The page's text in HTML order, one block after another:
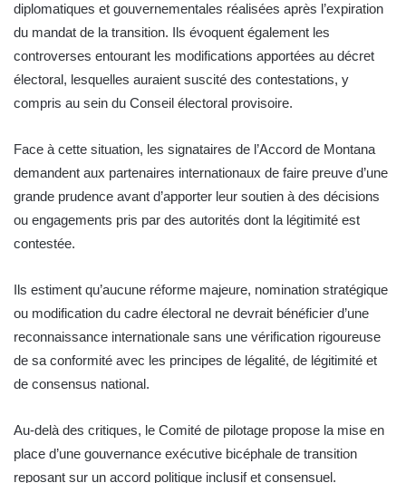
diplomatiques et gouvernementales réalisées après l’expiration
du mandat de la transition. Ils évoquent également les
controverses entourant les modifications apportées au décret
électoral, lesquelles auraient suscité des contestations, y
compris au sein du Conseil électoral provisoire.
Face à cette situation, les signataires de l’Accord de Montana
demandent aux partenaires internationaux de faire preuve d’une
grande prudence avant d’apporter leur soutien à des décisions
ou engagements pris par des autorités dont la légitimité est
contestée.
Ils estiment qu’aucune réforme majeure, nomination stratégique
ou modification du cadre électoral ne devrait bénéficier d’une
reconnaissance internationale sans une vérification rigoureuse
de sa conformité avec les principes de légalité, de légitimité et
de consensus national.
Au-delà des critiques, le Comité de pilotage propose la mise en
place d’une gouvernance exécutive bicéphale de transition
reposant sur un accord politique inclusif et consensuel.